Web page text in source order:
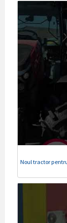
Noul tractor